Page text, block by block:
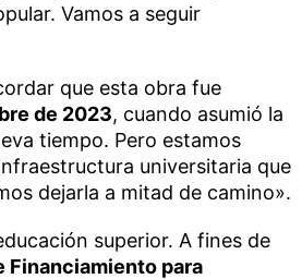
Vamos a seguir
que esta obra fue
de 2023, cuando asumió la
tiempo. Pero estamos
universitaria que
dejarla a mitad de camino».
superior. A fines de
para